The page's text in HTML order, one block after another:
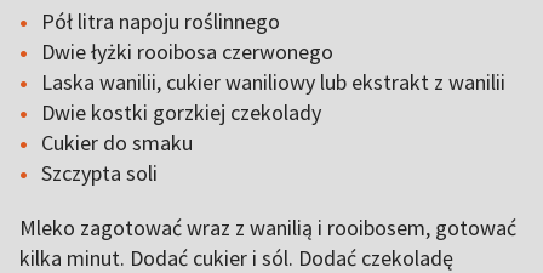
Pół litra napoju roślinnego
Dwie łyżki rooibosa czerwonego
Laska wanilii, cukier waniliowy lub ekstrakt z wanilii
Dwie kostki gorzkiej czekolady
Cukier do smaku
Szczypta soli
Mleko zagotować wraz z wanilią i rooibosem, gotować
kilka minut. Dodać cukier i sól. Dodać czekoladę